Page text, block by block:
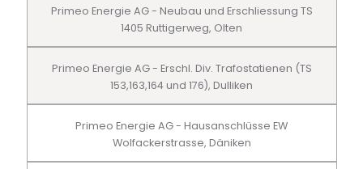
Primeo Energie AG - Neubau und Erschliessung TS
1405 Ruttigerweg, Olten
Primeo Energie AG - Erschl. Div. Trafostatienen (TS
153,163,164 und 176), Dulliken
Primeo Energie AG - Hausanschlüsse EW
Wolfackerstrasse, Däniken